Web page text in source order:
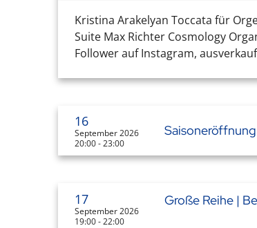
Kristina Arakelyan Toccata für
Suite Max Richter Cosmology
Follower auf Instagram,
16
September 2026
20:00 - 23:00
Saisoneröffnung
17
September 2026
19:00 - 22:00
Große Reihe |